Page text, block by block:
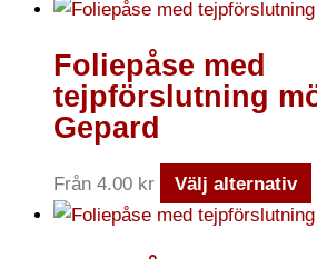
Foliepåse med
tejpförslutning
Gepard
Från 4.00 kr Välj alternativ